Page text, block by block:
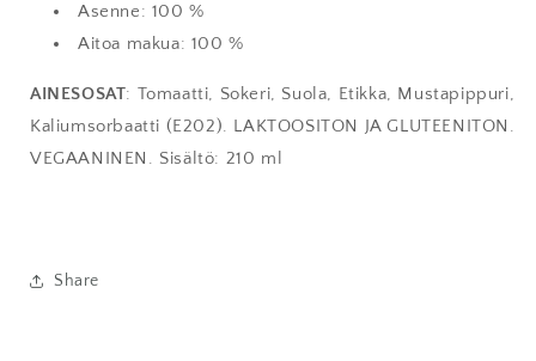
Asenne: 100 %
Aitoa makua: 100 %
AINESOSAT: Tomaatti, Sokeri, Suola, Etikka, Mustapippuri,
Kaliumsorbaatti (E202). LAKTOOSITON JA GLUTEENITON.
VEGAANINEN. Sisältö: 210 ml
Share